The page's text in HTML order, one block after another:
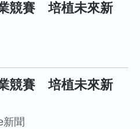
競賽 培植未來新
競賽 培植未來新
新聞